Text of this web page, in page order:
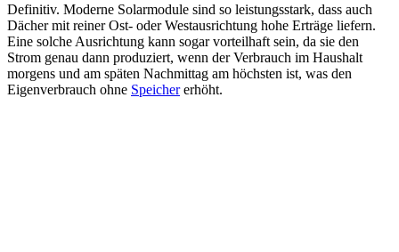
Definitiv. Moderne Solarmodule sind so leistungsstark, dass auch
Dächer mit reiner Ost- oder Westausrichtung hohe Erträge liefern.
Eine solche Ausrichtung kann sogar vorteilhaft sein, da sie den
Strom genau dann produziert, wenn der Verbrauch im Haushalt
morgens und am späten Nachmittag am höchsten ist, was den
Eigenverbrauch ohne Speichererhöht.